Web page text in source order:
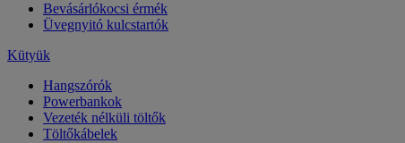
Bevásárlókocsi érmék
Üvegnyitó kulcstartók
Kütyük
Hangszórók
Powerbankok
Vezeték nélküli töltők
Töltőkábelek